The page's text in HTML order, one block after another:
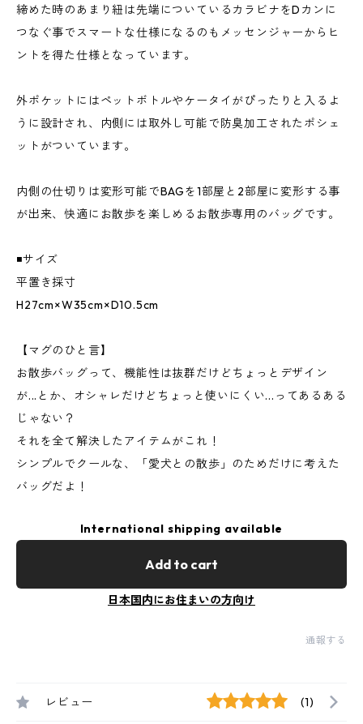
締めた時のあまり紐は先端についているカラビナをDカンに
つなぐ事でスマートな仕様になるのもメッセンジャーからヒ
ントを得た仕様となっています。
外ポケットにはペットボトルやケータイがぴったりと入るよ
うに設計され、内側には取外し可能で防臭加工されたポシェ
ットがついています。
内側の仕切りは変形可能でBAGを1部屋と2部屋に変形する事
が出来、快適にお散歩を楽しめるお散歩専用のバッグです。
◾️サイズ
平置き採寸
H27cm×W35cm×D10.5cm
【マグのひと言】
お散歩バッグって、機能性は抜群だけどちょっとデザイン
が...とか、オシャレだけどちょっと使いにくい...ってあるある
じゃない？
それを全て解決したアイテムがこれ！
シンプルでクールな、「愛犬との散歩」のためだけに考えた
バッグだよ！
International shipping available
Add to cart
日本国内にお住まいの方向け
通報する
レビュー (1)